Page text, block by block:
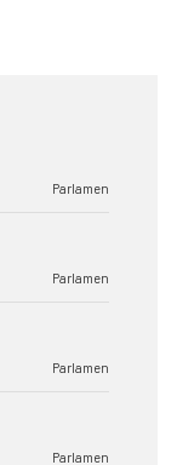
Parlamen
Parlamen
Parlamen
Parlamen